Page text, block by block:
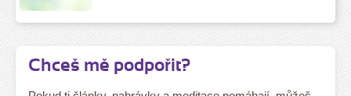
Chceš mě podpořit?